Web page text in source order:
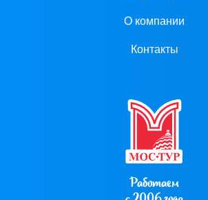
О компании
Контакты
Работаем